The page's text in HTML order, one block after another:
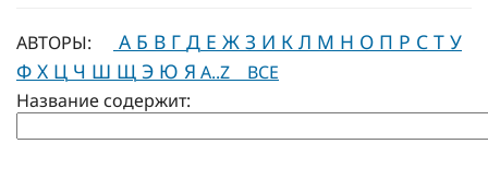
АВТОРЫ: А Б В Г Д Е Ж З И К Л М Н О П Р С Т У
Ф Х Ц Ч Ш Щ Э Ю Я A..Z ВСЕ
Название содержит: